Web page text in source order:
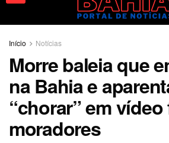
Início Notícias
Morre baleia que
na Bahia e
“chorar” em
moradores